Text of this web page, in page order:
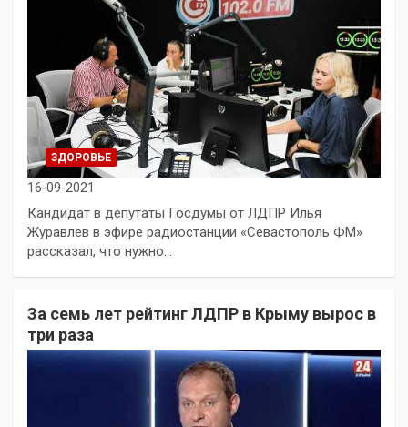
ЗДОРОВЬЕ
16-09-2021
Кандидат в депутаты Госдумы от ЛДПР Илья
Журавлев в эфире радиостанции «Севастополь ФМ»
рассказал, что нужно…
За семь лет рейтинг ЛДПР в Крыму вырос в
три раза